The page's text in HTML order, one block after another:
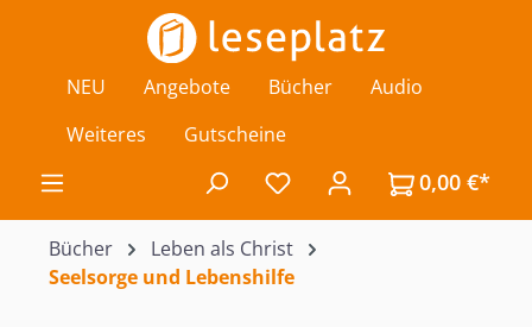
Zum Hauptinhalt springen
NEU Angebote Bücher
Audio
Weiteres
Gutscheine
Du hast 0 Produkte auf
0,00 €*
Bücher
Leben als Christ
Seelsorge und Lebenshilfe